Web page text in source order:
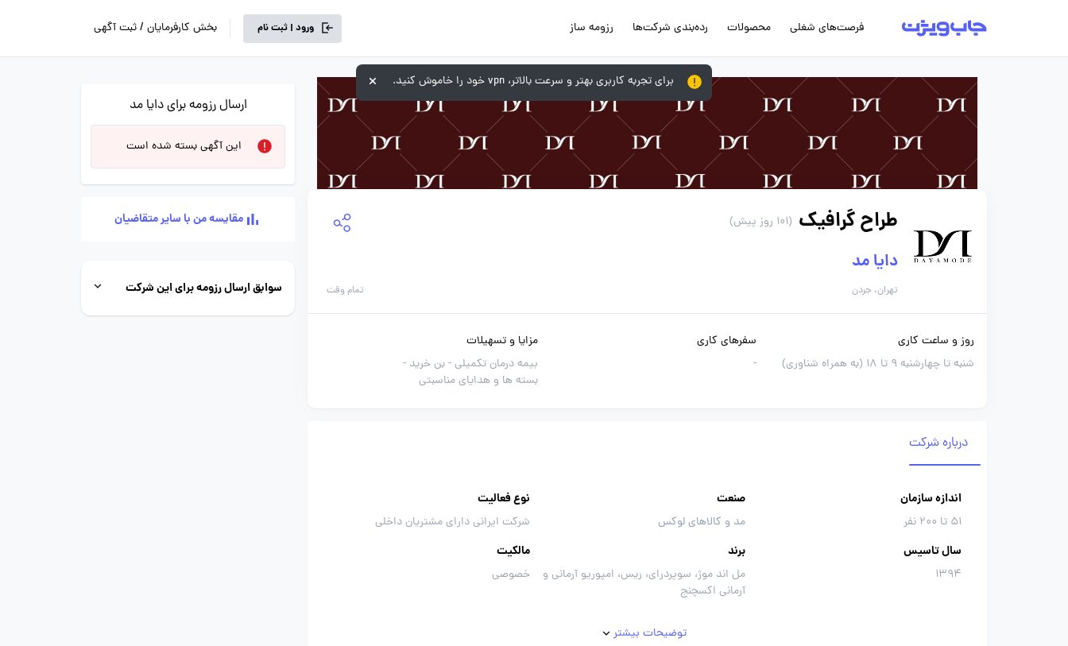
فرصت‌های شغلی محصولات رده‌بندی شرکت‌ها رزومه ساز ورود | ثبت نام بخش کارفرمایان / ثبت آگهی
طراح گرافیک (101 روز پیش)
دایا مد
تهران، جردن تمام وقت
روز و ساعت کاری
شنبه تا چهارشنبه 9 تا 18 (به همراه شناوری)
سفرهای کاری
-
مزایا و تسهیلات
بیمه درمان تکمیلی - بن خرید -
بسته ها و هدایای مناسبتی
درباره شرکت
اندازه سازمان
51 تا 200 نفر
صنعت
مد و کالاهای لوکس
نوع فعالیت
شرکت ایرانی دارای مشتریان داخلی
سال تاسیس
1394
برند
مل اند موژ، سوپردرای، ریس، امپوریو آرمانی و
آرمانی اکسچنج
مالکیت
خصوصی
توضیحات بیشتر
ارسال رزومه برای دایا مد
این آگهی بسته شده است
مقایسه من با سایر متقاضیان
سوابق ارسال رزومه برای این شرکت
برای تجربه کاربری بهتر و سرعت بالاتر، vpn خود را خاموش کنید.